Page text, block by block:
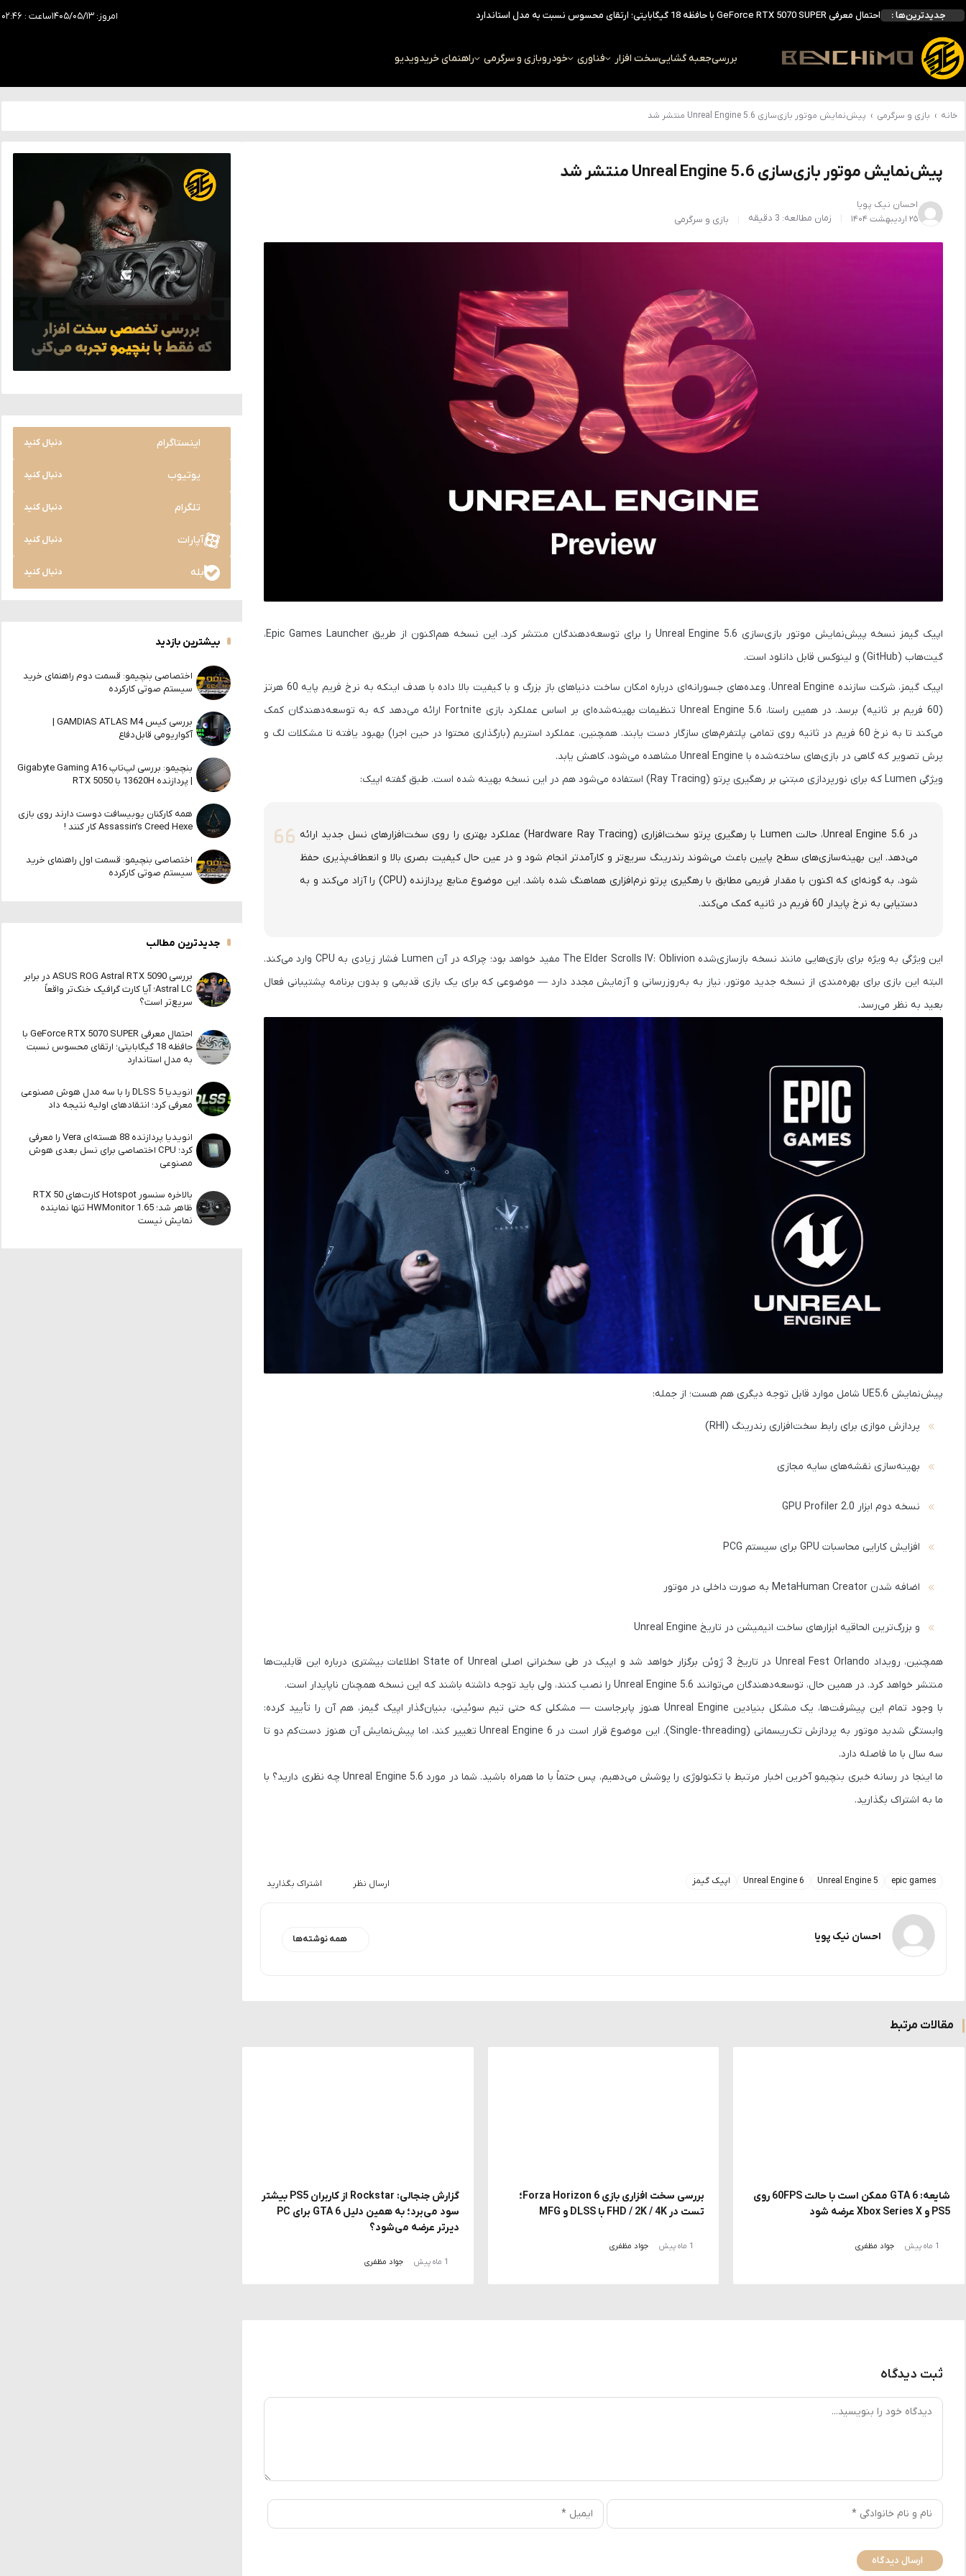
جدیدترین‌ها :
انویدیا DLSS 5 را با سه مدل هوش مصنوعی معرفی کرد؛ انتقادهای اولیه نتیجه داد
بررسی کیس GAMDIAS NESO P1 Pro؛ فول‌تاوری مهندسی‌شده برای سیستم‌های رده‌بالا
امروز: ۱۴۰۵/۰۵/۱۳ ساعت : ۰۲:۴۶
بررسیجعبه گشاییسخت افزار فناوری خودروبازی و سرگرمی راهنمای خریدویدیو
خانه › بازی و سرگرمی › پیش‌نمایش موتور بازی‌سازی Unreal Engine 5.6 منتشر شد
پیش‌نمایش موتور بازی‌سازی Unreal Engine 5.6 منتشر شد
احسان نیک پویا
۲۵ اردیبهشت ۱۴۰۴
زمان مطالعه: 3 دقیقه بازی و سرگرمی
اپیک گیمز نسخه پیش‌نمایش موتور بازی‌سازی Unreal Engine 5.6 را برای توسعه‌دهندگان منتشر کرد. این نسخه هم‌اکنون از طریق Epic Games Launcher،
گیت‌هاب (GitHub)
و لینوکس قابل دانلود است.
اپیک گیمز، شرکت سازنده Unreal Engine، وعده‌های جسورانه‌ای درباره امکان ساخت دنیاهای باز بزرگ و با کیفیت بالا داده با هدف اینکه به نرخ فریم پایه 60 هرتز
(60 فریم بر ثانیه) برسد. در همین راستا، Unreal Engine 5.6 تنظیمات بهینه‌شده‌ای بر اساس عملکرد بازی Fortnite ارائه می‌دهد که به توسعه‌دهندگان کمک
می‌کند تا به نرخ 60 فریم در ثانیه روی تمامی پلتفرم‌های سازگار دست یابند. همچنین، عملکرد استریم (بارگذاری محتوا در حین اجرا) بهبود یافته تا مشکلات لگ و
پرش تصویر که گاهی در بازی‌های ساخته‌شده با Unreal Engine مشاهده می‌شود، کاهش یابد.
ویژگی Lumen که برای نورپردازی مبتنی بر رهگیری پرتو (Ray Tracing) استفاده می‌شود هم در این نسخه بهینه شده است. طبق گفته اپیک:
در Unreal Engine 5.6، حالت Lumen با رهگیری پرتو سخت‌افزاری (Hardware Ray Tracing) عملکرد بهتری را روی سخت‌افزارهای نسل جدید ارائه
می‌دهد. این بهینه‌سازی‌های سطح پایین باعث می‌شوند رندرینگ سریع‌تر و کارآمدتر انجام شود و در عین حال کیفیت بصری بالا و انعطاف‌پذیری حفظ
شود، به گونه‌ای که اکنون با مقدار فریمی مطابق با رهگیری پرتو نرم‌افزاری هماهنگ شده باشد. این موضوع منابع پردازنده (CPU) را آزاد می‌کند و به
دستیابی به نرخ پایدار 60 فریم در ثانیه کمک می‌کند.
این ویژگی به ویژه برای بازی‌هایی مانند نسخه بازسازی‌شده The Elder Scrolls IV: Oblivion
مفید خواهد بود؛ چراکه در آن Lumen فشار زیادی به CPU وارد می‌کند.
البته این بازی برای بهره‌مندی از نسخه جدید موتور، نیاز به به‌روزرسانی و آزمایش مجدد دارد — موضوعی که برای یک بازی قدیمی و بدون برنامه پشتیبانی فعال
بعید به نظر می‌رسد.
پیش‌نمایش UE5.6 شامل موارد قابل توجه دیگری هم هست؛ از جمله:
پردازش موازی برای رابط سخت‌افزاری رندرینگ (RHI)
بهینه‌سازی نقشه‌های سایه مجازی
نسخه دوم ابزار GPU Profiler 2.0
افزایش کارایی محاسبات GPU برای سیستم PCG
اضافه شدن MetaHuman Creator به صورت داخلی در موتور
و بزرگ‌ترین الحاقیه ابزارهای ساخت انیمیشن در تاریخ Unreal Engine
همچنین، رویداد Unreal Fest Orlando
در تاریخ 3 ژوئن برگزار خواهد شد و اپیک در طی سخنرانی اصلی State of Unreal اطلاعات بیشتری درباره این قابلیت‌ها
منتشر خواهد کرد. در همین حال، توسعه‌دهندگان می‌توانند Unreal Engine 5.6 را نصب کنند، ولی باید توجه داشته باشند که این نسخه همچنان ناپایدار است.
با وجود تمام این پیشرفت‌ها، یک مشکل بنیادین Unreal Engine هنوز پابرجاست — مشکلی که حتی
تیم سوئینی، بنیان‌گذار اپیک گیمز، هم آن را تأیید کرده:
وابستگی شدید موتور به پردازش تک‌ریسمانی (Single-threading)
. این موضوع قرار است در Unreal Engine 6 تغییر کند، اما پیش‌نمایش آن هنوز دست‌کم دو تا
سه سال با ما فاصله دارد.
ما اینجا در رسانه خبری بنچیمو آخرین اخبار مرتبط با تکنولوژی را پوشش می‌دهیم، پس حتماً با ما همراه باشید. شما در مورد Unreal Engine 5.6 چه نظری دارید؟ با
ما به اشتراک بگذارید.
epic games
Unreal Engine 5
Unreal Engine 6 اپیک گیمز ارسال نظر اشتراک بگذارید
احسان نیک پویا همه نوشته‌ها
مقالات مرتبط
شایعه: GTA 6 ممکن است با حالت 60FPS روی
PS5 و Xbox Series X عرضه شود
1 ماه پیش جواد مظفری
بررسی سخت افزاری بازی Forza Horizon 6؛
تست در FHD / 2K / 4K با DLSS و MFG
1 ماه پیش جواد مظفری
گزارش جنجالی: Rockstar از کاربران PS5 بیشتر
سود می‌برد؛ به همین دلیل GTA 6 برای PC
دیرتر عرضه می‌شود؟
1 ماه پیش جواد مظفری
ثبت دیدگاه
اینستاگرام دنبال کنید
یوتیوب دنبال کنید
تلگرام دنبال کنید
آپارات دنبال کنید
بله دنبال کنید
بیشترین بازدید
اختصاصی بنچیمو: قسمت دوم راهنمای خرید
سیستم صوتی کارکرده
بررسی کیس GAMDIAS ATLAS M4 |
آکواریومی قابل‌دفاع
بنچیمو: بررسی لپ‌تاپ Gigabyte Gaming A16
| پردازنده 13620H با RTX 5050
همه کارکنان یوبیسافت دوست دارند روی بازی
Assassin’s Creed Hexe کار کنند !
اختصاصی بنچیمو: قسمت اول راهنمای خرید
سیستم صوتی کارکرده
جدیدترین مطالب
بررسی ASUS ROG Astral RTX 5090 در برابر
Astral LC؛ آیا کارت گرافیک خنک‌تر واقعاً
سریع‌تر است؟
احتمال معرفی GeForce RTX 5070 SUPER با
حافظه 18 گیگابایتی؛ ارتقای محسوس نسبت
به مدل استاندارد
انویدیا DLSS 5 را با سه مدل هوش مصنوعی
معرفی کرد؛ انتقادهای اولیه نتیجه داد
انویدیا پردازنده 88 هسته‌ای Vera را معرفی
کرد؛ CPU اختصاصی برای نسل بعدی هوش
مصنوعی
بالاخره سنسور Hotspot کارت‌های RTX 50
ظاهر شد؛ HWMonitor 1.65 تنها نماینده
نمایش نیست